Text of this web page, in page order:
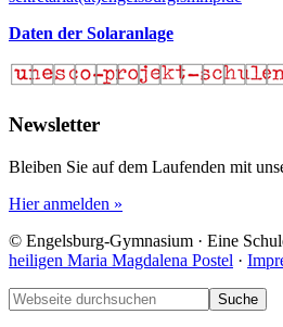
Daten der Solaranlage
Newsletter
Bleiben Sie auf dem Laufenden mit
Hier anmelden »
© Engelsburg-Gymnasium · Eine
heiligen Maria Magdalena Postel ·
Footer
Webseite
durchsuchen